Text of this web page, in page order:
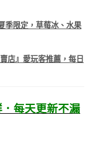
季限定，草莓冰、水果
店』愛玩客推薦，每日
每天更新不漏